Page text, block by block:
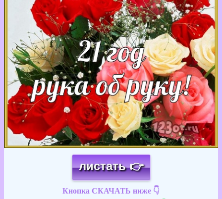
листать 👉
Кнопка СКАЧАТЬ ниже 👇